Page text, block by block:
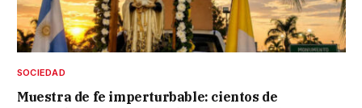
SOCIEDAD
Muestra de fe imperturbable: cientos de